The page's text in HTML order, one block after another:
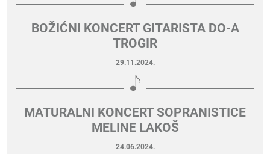
BOŽIĆNI KONCERT GITARISTA DO-A
TROGIR
29.11.2024.
MATURALNI KONCERT SOPRANISTICE
MELINE LAKOŠ
24.06.2024.